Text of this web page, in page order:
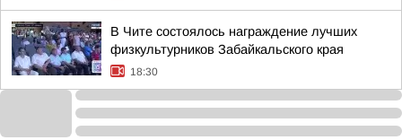
В Чите состоялось награждение лучших
физкультурников Забайкальского края
18:30